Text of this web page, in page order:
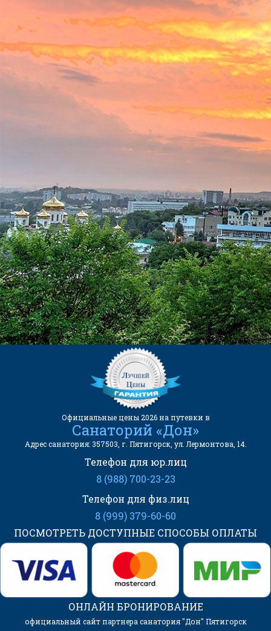
Санаторий «Дон» на карте
КОНТАКТЫ
ЕДИНОЙ СЛУЖБЫ БРОНИРОВАНИЯ:
8 (999) 379-60-60
(Бесплатный звонок)
kurortinfo@mail.ru
АДРЕС САНАТОРИЯ:
357503, г. Пятигорск, ул.
Лермонтова, 14.
Официальные цены 2026 на путевки в
Санаторий «Дон»
Адрес санатория: 357503, г. Пятигорск, ул. Лермонтова, 14.
Телефон для юр.лиц
8 (988) 700-23-23
Телефон для физ.лиц
8 (999) 379-60-60
ПОСМОТРЕТЬ ДОСТУПНЫЕ СПОСОБЫ ОПЛАТЫ
ОНЛАЙН БРОНИРОВАНИЕ
официальный сайт партнера санатория "Дон" Пятигорск